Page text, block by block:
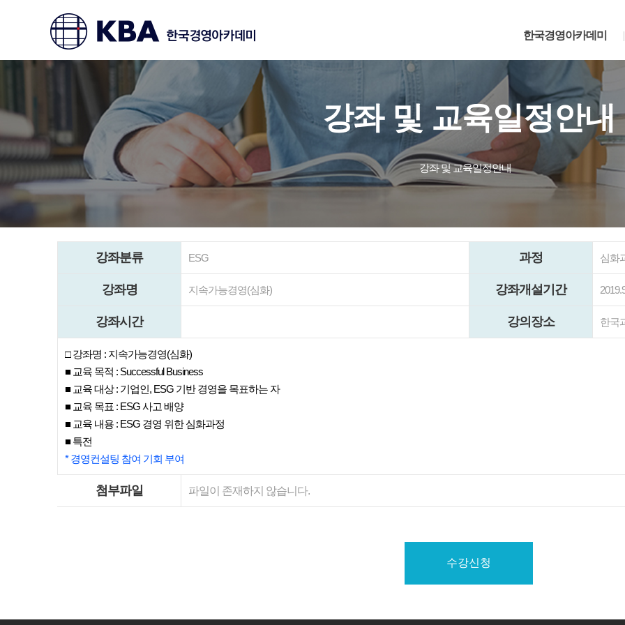
한국경영아카데미
강좌 및 교육일정안내
강좌 및 교육일정안내
강좌분류 ESG 과정 심화
강좌명 지속가능경영(심화) 강좌개설기간
강좌시간 강의장소 한국
□강좌명 : 지속가능경영(심화)
■ 교육 목적 : Successful Business
■ 교육 대상 : 기업인, ESG 기반 경영을 목표하는 자
■ 교육 목표 : ESG 사고 배양
■ 교육 내용 : ESG 경영 위한 심화과정
■ 특전
* 경영컨설팅 참여 기회 부여
첨부파일 파일이 존재하지 않습니다.
수강신청